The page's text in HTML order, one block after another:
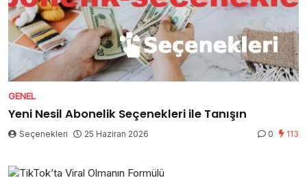
GENEL
Yeni Nesil Abonelik Seçenekleri ile Tanışın
Seçenekleri 25 Haziran 2026 0 113